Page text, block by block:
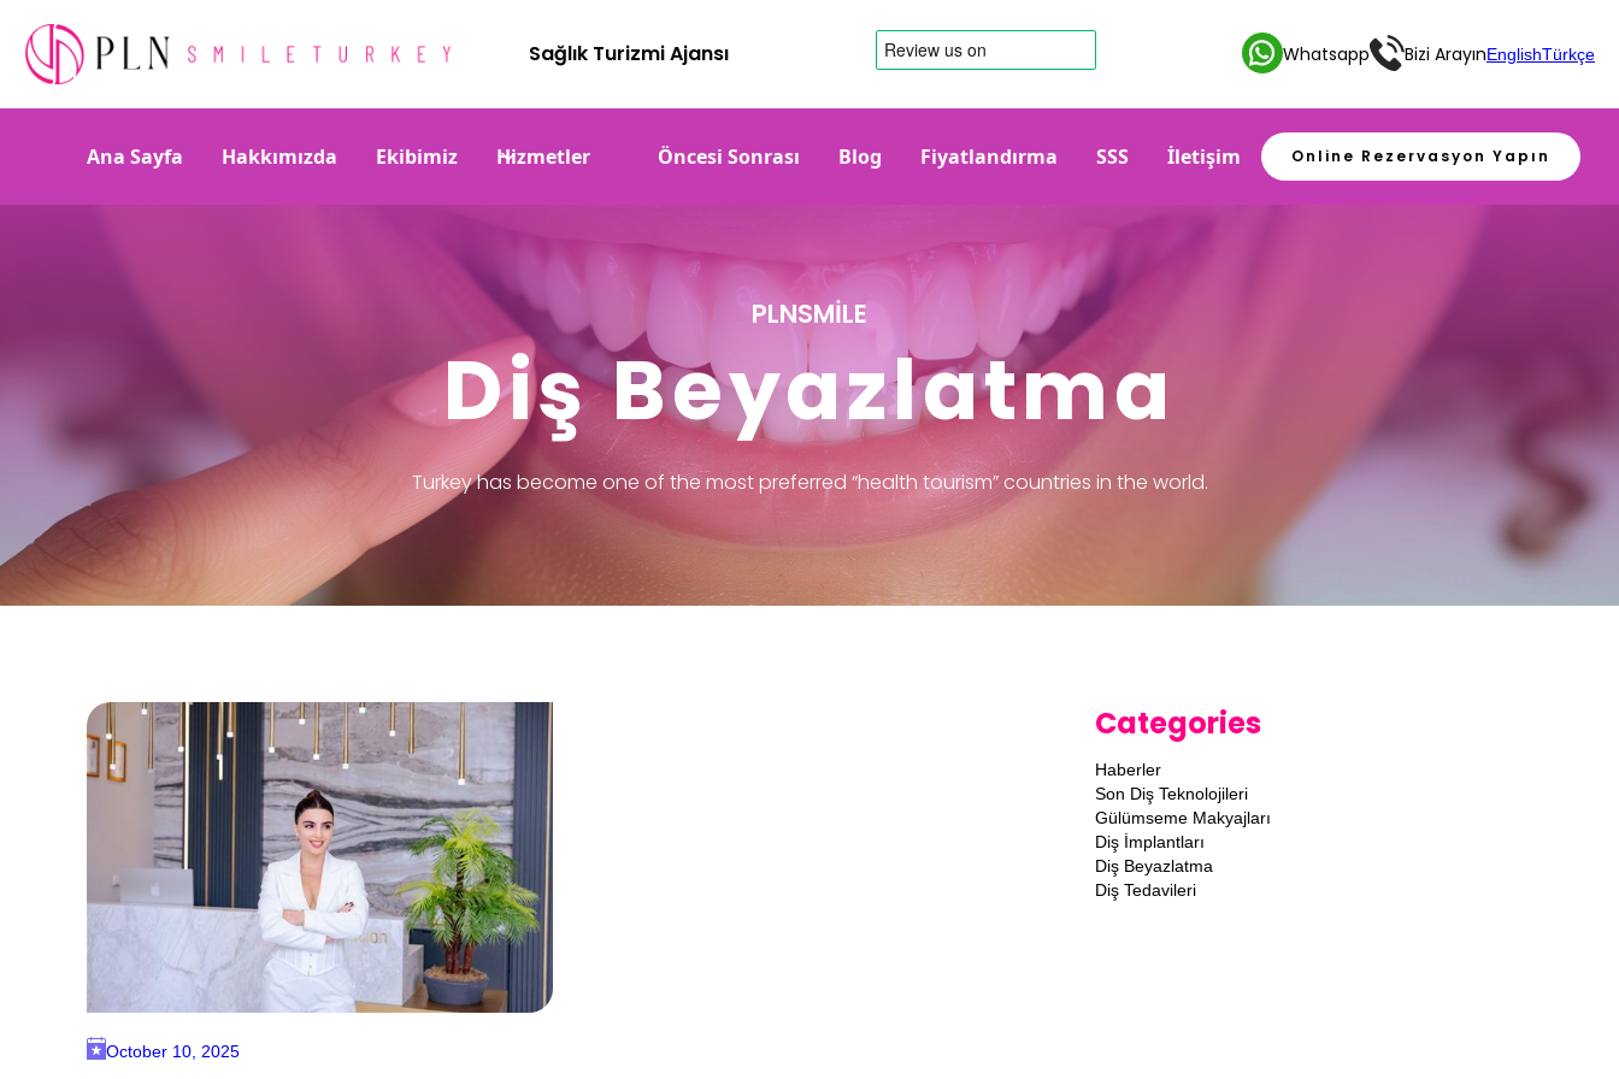
Sağlık Turizmi Ajansı Whatsapp Bizi ArayınEnglishTürkçe
Ana Sayfa Hakkımızda Ekibimiz Hizmetler Öncesi Sonrası Blog Fiyatlandırma SSS İletişim Online Rezervasyon Yapın
PLNSMİLE
Diş Beyazlatma
Turkey has become one of the most preferred “health tourism” countries in the world.
October 10, 2025
Categories
Haberler
Son Diş Teknolojileri
Gülümseme Makyajları
Diş İmplantları
Diş Beyazlatma
Diş Tedavileri